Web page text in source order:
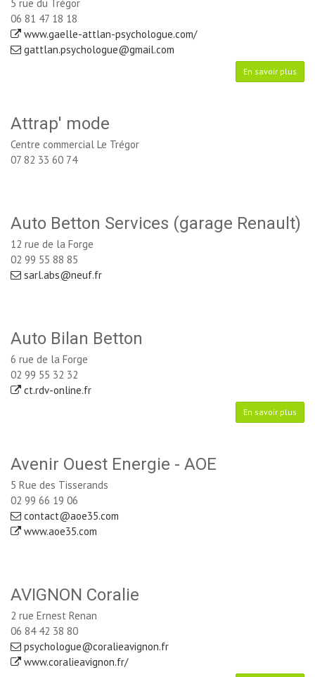
5 rue du Trégor
06 81 47 18 18
www.gaelle-attlan-psychologue.com/
gattlan.psychologue@gmail.com
En savoir plus
Attrap' mode
Centre commercial Le Trégor
07 82 33 60 74
Auto Betton Services (garage Renault)
12 rue de la Forge
02 99 55 88 85
sarl.abs@neuf.fr
Auto Bilan Betton
6 rue de la Forge
02 99 55 32 32
ct.rdv-online.fr
En savoir plus
Avenir Ouest Energie - AOE
5 Rue des Tisserands
02 99 66 19 06
contact@aoe35.com
www.aoe35.com
AVIGNON Coralie
2 rue Ernest Renan
06 84 42 38 80
psychologue@coralieavignon.fr
www.coralieavignon.fr/